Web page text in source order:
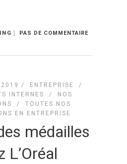
PAS DE COMMENTAIRE
2019 / ENTREPRISE
/
INTERNES
/
NOS
/TOUTES NOS
EN ENTREPRISE
médailles
L’Oréal